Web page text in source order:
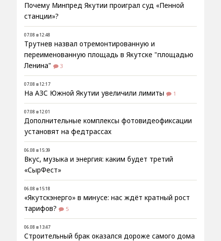
Почему Минпред Якутии проиграл суд «Пенной
станции»?
07.08 в 12:48
Трутнев назвал отремонтированную и
переименованную площадь в Якутске "площадью
Ленина"
3
07.08 в 12:17
На АЗС Южной Якутии увеличили лимиты 1
07.08 в 12:01
Дополнительные комплексы фотовидеофиксации
установят на федтрассах
06.08 в 15:39
Вкус, музыка и энергия: каким будет третий
«СырФест»
06.08 в 15:18
«Якутскэнерго» в минусе: нас ждёт кратный рост
тарифов?
5
06.08 в 13:47
Строительный брак оказался дороже самого дома